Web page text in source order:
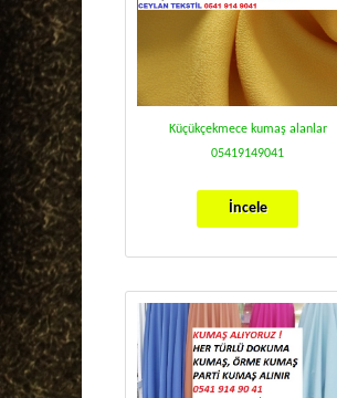
Küçükçekmece kumaş alanlar
05419149041
İncele